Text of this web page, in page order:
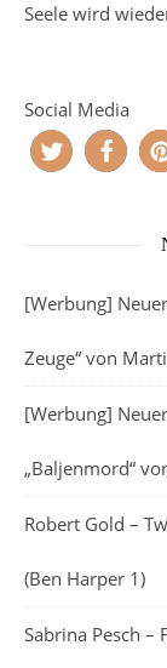
Seele wird
Social Media
[Werbung]
Zeuge“ von
[Werbung]
„Baljenmord“
Robert Gold –
(Ben Harper 1)
Sabrina Pesch –